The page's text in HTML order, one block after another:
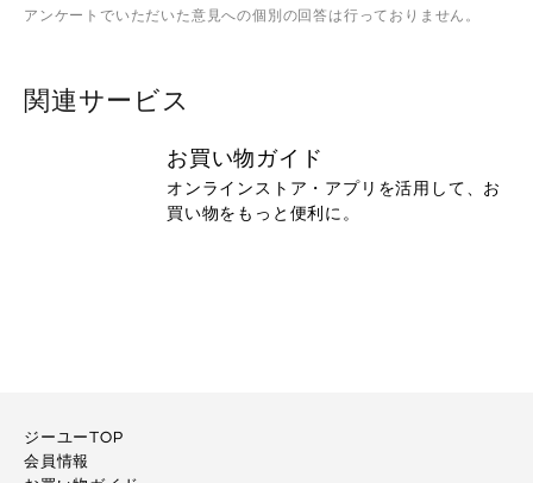
アンケートでいただいた意見への個別の回答は行っておりません。
関連サービス
お買い物ガイド
オンラインストア・アプリを活用して、お
買い物をもっと便利に。
ジーユーTOP
会員情報